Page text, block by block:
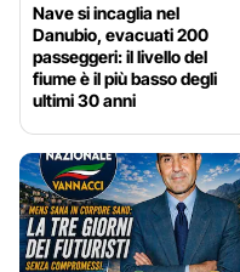
Nave si incaglia nel
Danubio, evacuati 200
passeggeri: il livello del
fiume è il più basso degli
ultimi 30 anni